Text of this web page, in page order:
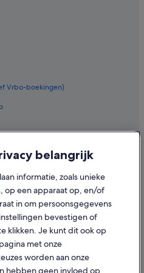
Vrbo-boekingen)
belangrijk
informatie, zoals unieke
op een apparaat op, en/of
in om persoonsgegevens
bevestigen of
klikken. Je kunt dit ook op
met onze
worden aan onze
hebben geen invloed op